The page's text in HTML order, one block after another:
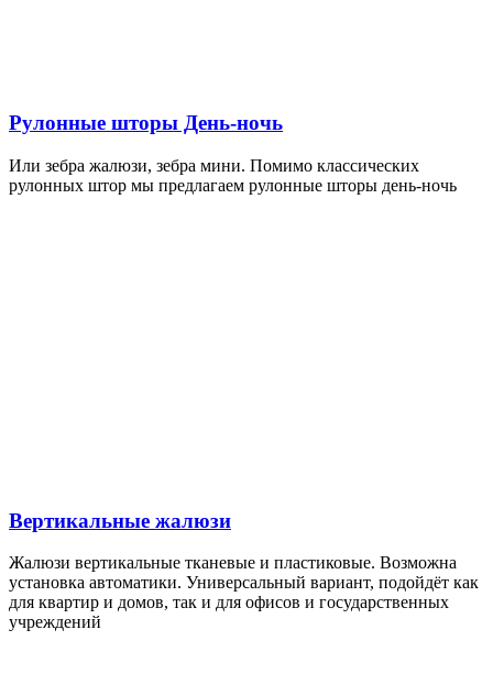
Рулонные шторы День-ночь
Или зебра жалюзи, зебра мини. Помимо классических
рулонных штор мы предлагаем рулонные шторы день-ночь
Вертикальные жалюзи
Жалюзи вертикальные тканевые и пластиковые. Возможна
установка автоматики. Универсальный вариант, подойдёт как
для квартир и домов, так и для офисов и государственных
учреждений